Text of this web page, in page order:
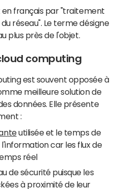
français par "traitement
réseau". Le terme désigne
plus près de l'objet.
computing
est souvent opposée à
meilleure solution de
données. Elle présente
:
utilisée et le temps de
car les flux de
réel
de sécurité puisque les
à proximité de leur